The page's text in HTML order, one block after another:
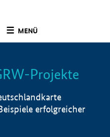
MENÜ
Info
Projekte
erfolgreicher